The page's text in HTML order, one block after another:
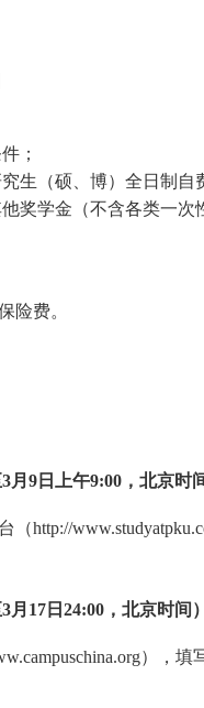
；
生（硕、博）全日制自
奖学金（不含各类一次
险费。
月 9 日 上午9:00 ，北京时
（http://
月 17 日24:00 ，北京时间）
），